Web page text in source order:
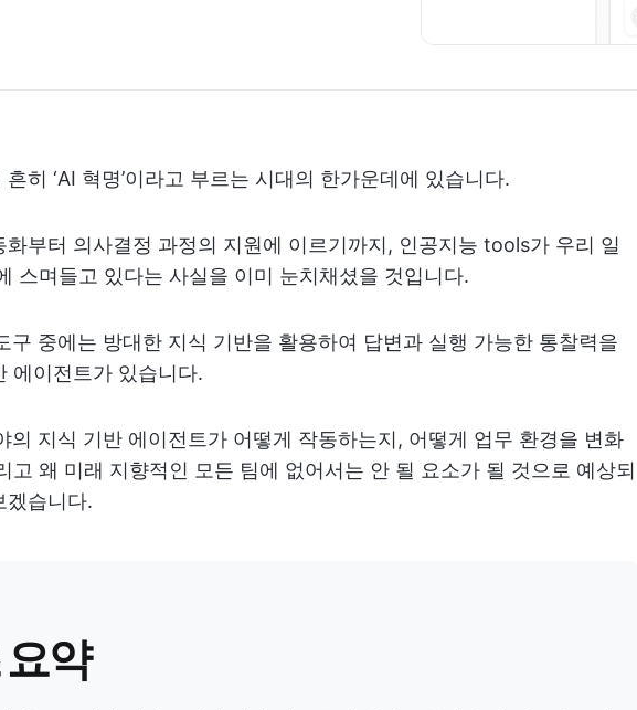
히 ‘AI 혁명’이라고 부르는 시대의 한가운데에 있습니다.
화부터 의사결정 과정의 지원에 이르기까지, 인공지능 tools가 우리 일
스며들고 있다는 사실을 이미 눈치채셨을 것입니다.
구 중에는 방대한 지식 기반을 활용하여 답변과 실행 가능한 통찰력을
에이전트가 있습니다.
의 지식 기반 에이전트가 어떻게 작동하는지, 어떻게 업무 환경을 변화
고 왜 미래 지향적인 모든 팀에 없어서는 안 될 요소가 될 것으로 예상되
겠습니다.
약